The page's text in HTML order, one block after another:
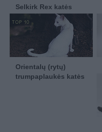
Selkirk Rex katės
Orientalų (rytų)
trumpaplaukės katės